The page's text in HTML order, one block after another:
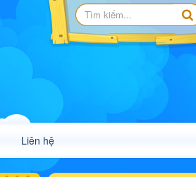
Liên hệ